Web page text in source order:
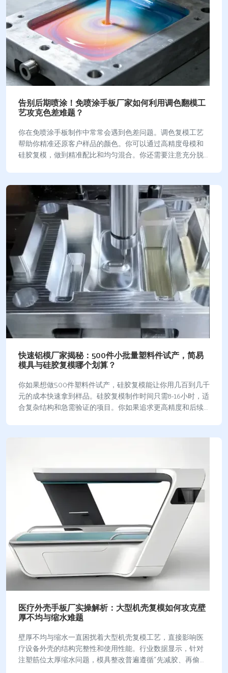
告别后期喷涂！免喷涂手板厂家如何利用调色翻模工
艺攻克色差难题？
你在免喷涂手板制作中常常会遇到色差问题。调色复模工艺
帮助你精准还原客户样品的颜色。你可以通过高精度母模和
硅胶复模，做到精准配比和均匀混合。你还需要注意充分脱
快速铝模厂家揭秘：500件小批量塑料件试产，简易
模具与硅胶复模哪个划算？
你如果想做500件塑料件试产，硅胶复模能让你用几百到几千
元的成本快速拿到样品。硅胶复模制作时间只需8-16小时，适
合复杂结构和急需验证的项目。你如果追求更高精度和后续
医疗外壳手板厂实操解析：大型机壳复模如何攻克壁
厚不均与缩水难题
壁厚不均与缩水一直困扰着大型机壳复模工艺，直接影响医
疗设备外壳的结构完整性和使用性能。行业数据显示，针对
注塑筋位太厚缩水问题，模具整改普遍遵循“先减胶、再偷